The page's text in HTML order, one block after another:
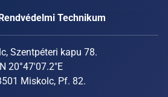
Technikum
Szentpéteri kapu 78.
20°47'07.2"E
Miskolc, Pf. 82.